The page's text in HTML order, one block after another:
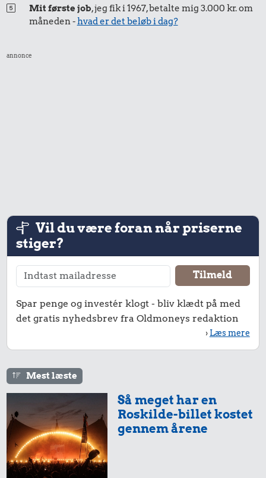
Mit første job, jeg fik i 1967, betalte mig 3.000 kr. om
måneden -hvad er det beløb i dag?
annonce
Vil du være foran når priserne
stiger?
Spar penge og investér klogt - bliv klædt på med
det gratis nyhedsbrev fra Oldmoneys redaktion
› Læs mere
Mest læste
Så meget har en
Roskilde-billet kostet
gennem årene